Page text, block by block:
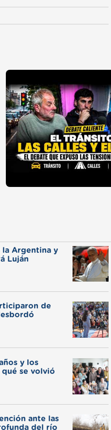
la Argentina y
Luján
de
y los
se volvió
ante las
del río